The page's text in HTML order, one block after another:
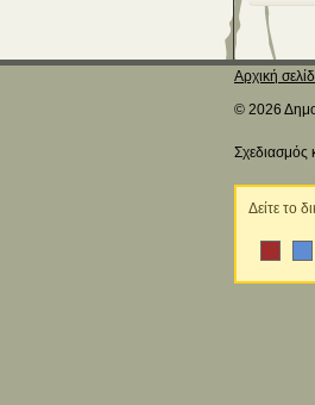
Αρχική
© 2026
Σχεδιασμός
Δείτε το